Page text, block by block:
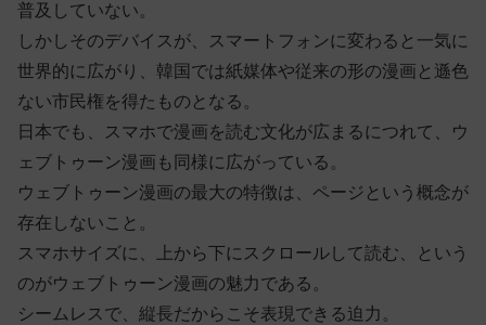
普及していない。
しかしそのデバイスが、スマートフォンに変わると一気に
世界的に広がり、韓国では紙媒体や従来の形の漫画と遜色
ない市民権を得たものとなる。
日本でも、スマホで漫画を読む文化が広まるにつれて、ウ
ェブトゥーン漫画も同様に広がっている。
ウェブトゥーン漫画の最大の特徴は、ページという概念が
存在しないこと。
スマホサイズに、上から下にスクロールして読む、という
のがウェブトゥーン漫画の魅力である。
シームレスで、縦長だからこそ表現できる迫力。